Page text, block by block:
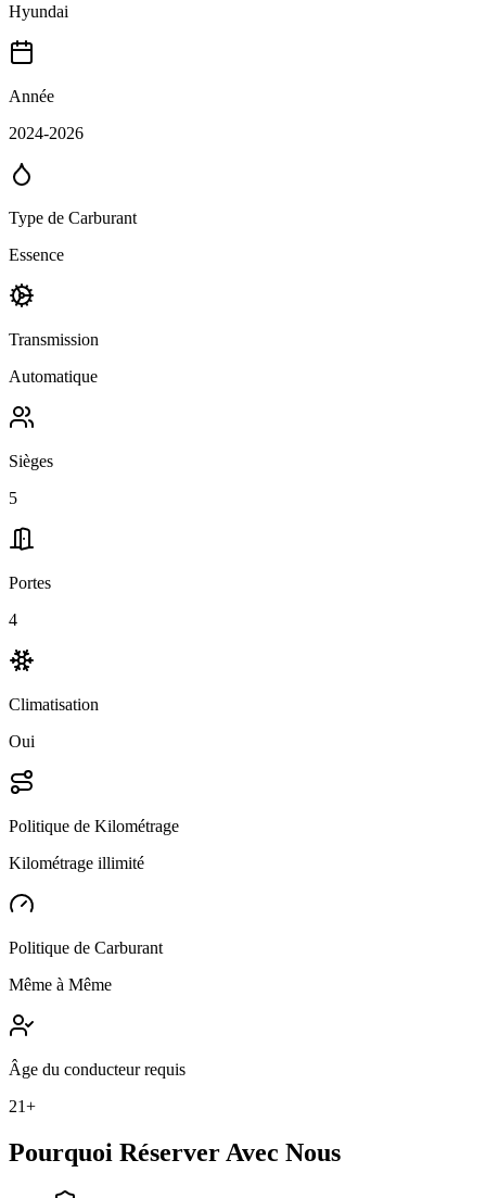
Hyundai
Année
2024-2026
Type de Carburant
Essence
Transmission
Automatique
Sièges
5
Portes
4
Climatisation
Oui
Politique de Kilométrage
Kilométrage illimité
Politique de Carburant
Même à Même
Âge du conducteur requis
21+
Pourquoi Réserver Avec Nous